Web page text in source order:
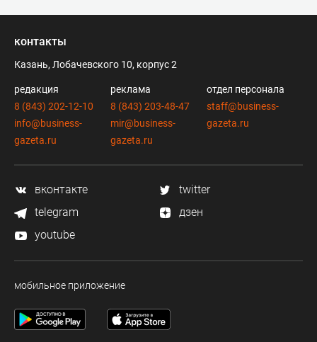
контакты
Казань, Лобачевского 10, корпус 2
редакция
8 (843) 202-12-10
info@business-
gazeta.ru
реклама
8 (843) 203-48-47
mir@business-
gazeta.ru
отдел персонала
staff@business-
gazeta.ru
вконтакте
twitter
telegram
дзен
youtube
мобильное приложение